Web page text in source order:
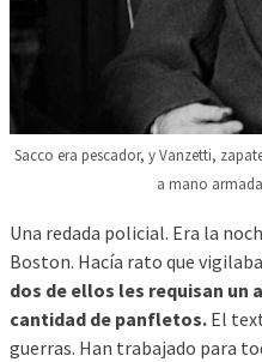
Sacco era pescador, y Vanzetti,
a mano
Una redada policial. Era la
Boston. Hacía rato que
dos de ellos les requisan un
cantidad de panfletos. El
guerras. Han trabajado para